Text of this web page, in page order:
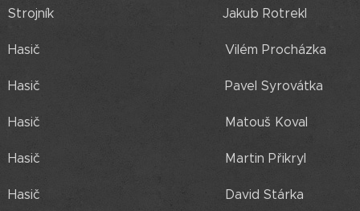
Strojník Jakub Rotrekl
Hasič Vilém Procházka
Hasič Pavel Syrovátka
Hasič Matouš Koval
Hasič Martin Přikryl
Hasič David Stárka